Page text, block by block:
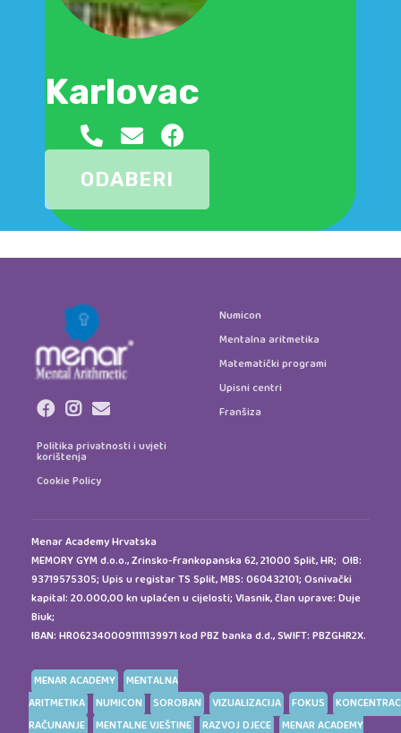
Karlovac
ODABERI
Politika privatnosti i uvjeti
korištenja
Cookie Policy
Numicon
Mentalna aritmetika
Matematički programi
Upisni centri
Franšiza
Menar Academy Hrvatska
MEMORY GYM d.o.o., Zrinsko-frankopanska 62, 21000 Split, HR; OIB:
93719575305; Upis u registar TS Split, MBS: 060432101; Osnivački
kapital: 20.000,00 kn uplaćen u cijelosti; Vlasnik, član uprave: Duje
Biuk;
IBAN: HR0623400091111139971 kod PBZ banka d.d., SWIFT: PBZGHR2X.
MENAR ACADEMY MENTALNA
ARITMETIKA NUMICON SOROBAN VIZUALIZACIJA FOKUS
RAČUNANJE MENTALNE VJEŠTINE RAZVOJ DJECE MENAR ACADEMY